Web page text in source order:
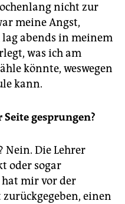
nicht zur
meine Angst,
abends in meinem
was ich am
könnte, weswegen
kann.
gesprungen?
Nein. Die Lehrer
oder sogar
mir vor der
einen